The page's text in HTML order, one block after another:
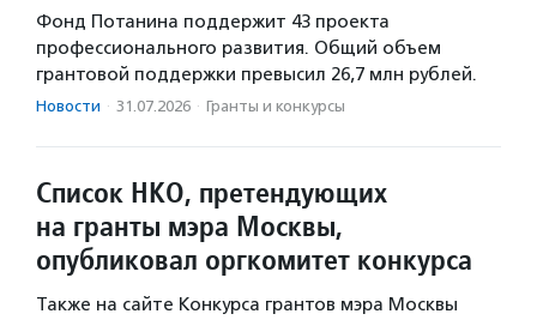
Фонд Потанина поддержит 43 проекта
профессионального развития. Общий объем
грантовой поддержки превысил 26,7 млн рублей.
Новости · 31.07.2026 · Гранты и конкурсы
Список НКО, претендующих
на гранты мэра Москвы,
опубликовал оргкомитет конкурса
Также на сайте Конкурса грантов мэра Москвы